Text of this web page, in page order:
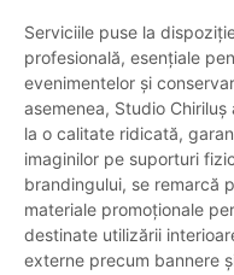
Serviciile puse la
profesională, esențiale
evenimentelor și
asemenea, Studio
la o calitate ridicată,
imaginilor pe suporturi
brandingului, se remarcă
materiale promoționale
destinate utilizării
externe precum bannere